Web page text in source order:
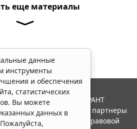
еще материалы
данные
инструменты
и обеспечения
статистических
Вы можете
данных в
2026. Система ГАРАНТ
Компания "Гарант" и ее партнеры
ассоциации правовой